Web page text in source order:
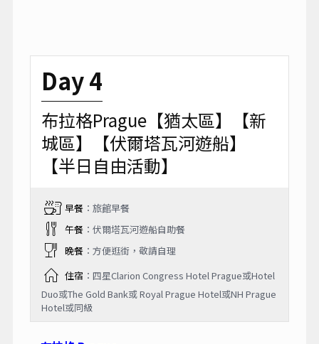
Day 4
布拉格Prague【猶太區】【新
城區】【伏爾塔瓦河遊船】
【半日自由活動】
早餐：旅館早餐
午餐：伏爾塔瓦河遊船自助餐
晚餐：方便逛街，敬請自理
住宿 ：四星Clarion Congress Hotel Prague或Hotel
Duo或The Gold Bank或 Royal Prague Hotel或NH Prague
Hotel或同級